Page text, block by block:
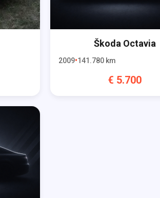
Škoda Octavia
2009 141.780 km
€ 5.700